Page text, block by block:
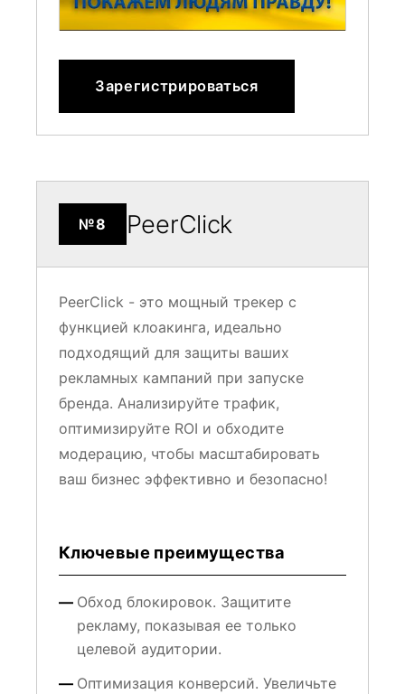
Зарегистрироваться
№8 PeerClick
PeerClick - это мощный трекер с
функцией клоакинга, идеально
подходящий для защиты ваших
рекламных кампаний при запуске
бренда. Анализируйте трафик,
оптимизируйте ROI и обходите
модерацию, чтобы масштабировать
ваш бизнес эффективно и безопасно!
Ключевые преимущества
Обход блокировок. Защитите
рекламу, показывая ее только
целевой аудитории.
Оптимизация конверсий. Увеличьте